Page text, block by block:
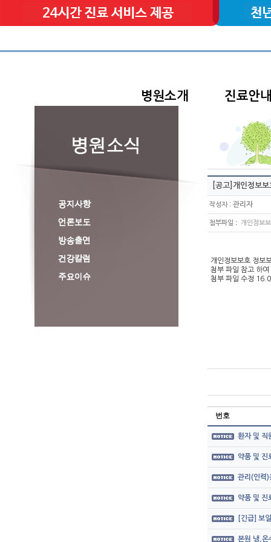
병원소개 진료안내
[공고]개인정보
작성자: 관리자
첨부파일 : 개인정보
개인정보보호 정보
첨부 파일 참고 하
첨부 파일 수정
번호
환자 및 직
약품 및 진
관리(인력)
약품 및 진
[긴급] 보
본원 냉,온